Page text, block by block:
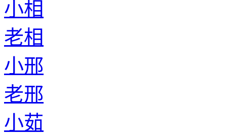
小相
老相
小邢
老邢
小茹